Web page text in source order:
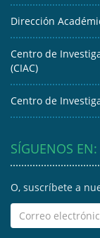
Dirección
Centro de
(CIAC)
Centro de
SÍGUENOS EN:
O, suscríbete a